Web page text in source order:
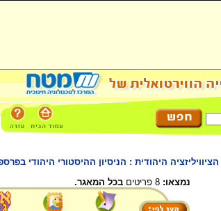
הציוויליזציה היהודית : הניסיון ההיסטורי היהודי
נמצאו: בכל המאגר.